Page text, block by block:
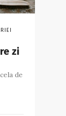
zi
de